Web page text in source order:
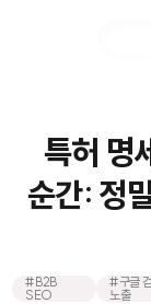
특허 명
순간: 정
#B2B
SEO
#구글
노출